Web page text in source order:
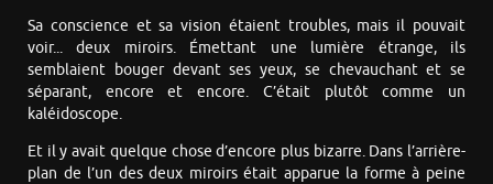
Sa conscience et sa vision étaient troubles, mais il pouvait
voir... deux miroirs. Émettant une lumière étrange, ils
semblaient bouger devant ses yeux, se chevauchant et se
séparant, encore et encore. C’était plutôt comme un
kaléidoscope.
Et il y avait quelque chose d’encore plus bizarre. Dans l’arrière-
plan de l’un des deux miroirs était apparue la forme à peine